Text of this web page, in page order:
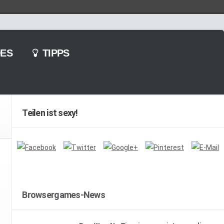
TIPPS
Teilen ist sexy!
Browsergames-News